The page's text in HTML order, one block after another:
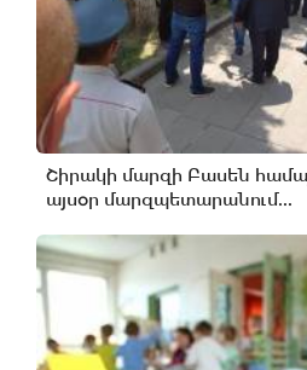
Շիրակի մարզի Բասեն
այսօր մարզպետարանում...